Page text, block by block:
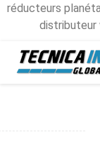
réducteurs
distributeur